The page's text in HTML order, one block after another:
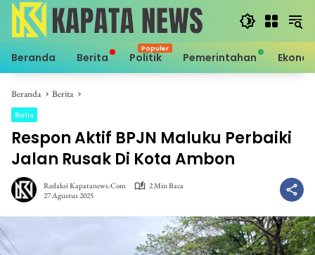
Langsung
konten
Beranda Berita Politik Pemerintahan
Beranda Berita
Berita
Respon Aktif BPJN Maluku Perbaiki
Jalan Rusak Di Kota Ambon
Redaksi Kapatanews.com
2 Min Baca
27 Agustus 2025